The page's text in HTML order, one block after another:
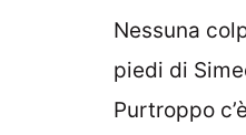
Nessuna
piedi di
Purtroppo